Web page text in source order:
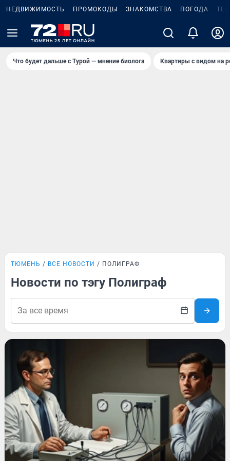
НЕДВИЖИМОСТЬ ПРОМОКОДЫ ЗНАКОМСТВА ПОГОДА
Что будет дальше с Турой — мнение биолога Квартиры с видом на
ТЮМЕНЬ ВСЕ НОВОСТИ ПОЛИГРАФ
Новости по тэгу Полиграф